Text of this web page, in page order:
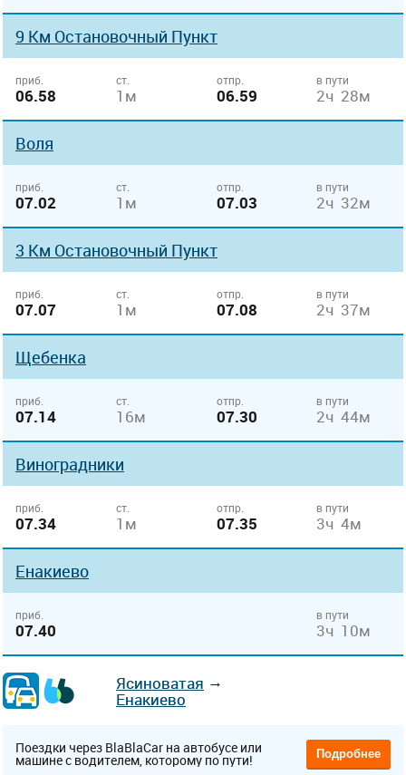
9 Км Остановочный Пункт
приб.
06.58
ст.
1м
отпр.
06.59
в пути
2ч 28м
Воля
приб.
07.02
ст.
1м
отпр.
07.03
в пути
2ч 32м
3 Км Остановочный Пункт
приб.
07.07
ст.
1м
отпр.
07.08
в пути
2ч 37м
Щебенка
приб.
07.14
ст.
16м
отпр.
07.30
в пути
2ч 44м
Виноградники
приб.
07.34
ст.
1м
отпр.
07.35
в пути
3ч 4м
Енакиево
приб.
07.40
в пути
3ч 10м
Ясиноватая →
Енакиево
Поездки через BlaBlaCar на автобусе или
машине с водителем, которому по пути! Подробнее